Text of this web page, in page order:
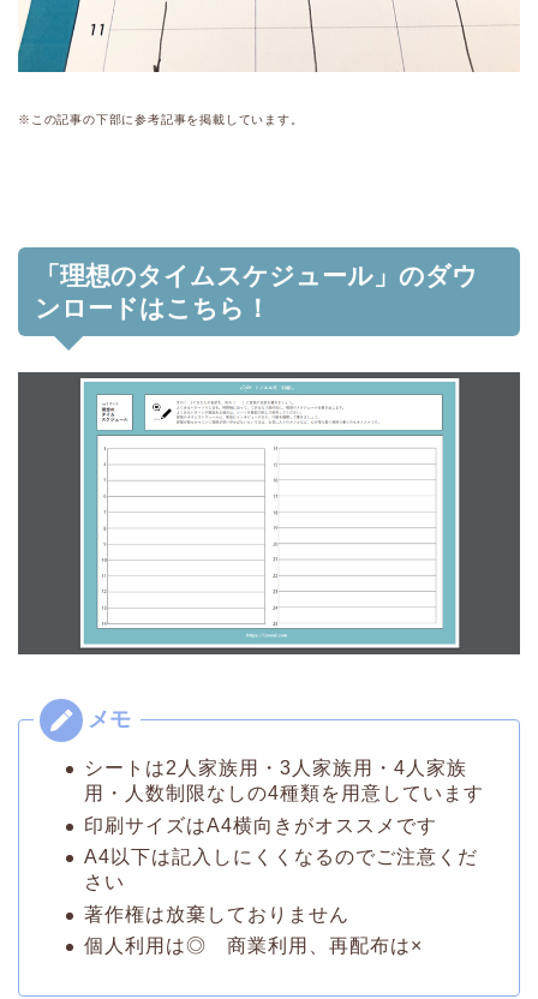
※この記事の下部に参考記事を掲載しています。
「理想のタイムスケジュール」のダウ
ンロードはこちら！
シートは2人家族用・3人家族用・4人家族
用・人数制限なしの4種類を用意しています
印刷サイズはA4横向きがオススメです
A4以下は記入しにくくなるのでご注意くだ
さい
著作権は放棄しておりません
個人利用は◎ 商業利用、再配布は×